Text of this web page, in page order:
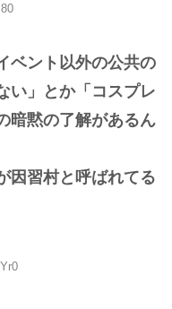
ベント以外の公共の
い」とか「コスプレ
暗黙の了解があるん
因習村と呼ばれてる